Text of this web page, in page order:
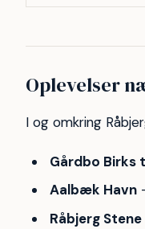
Oplevelser
I og omkring
Gårdbo Birks
Aalbæk Havn
Råbjerg Stene